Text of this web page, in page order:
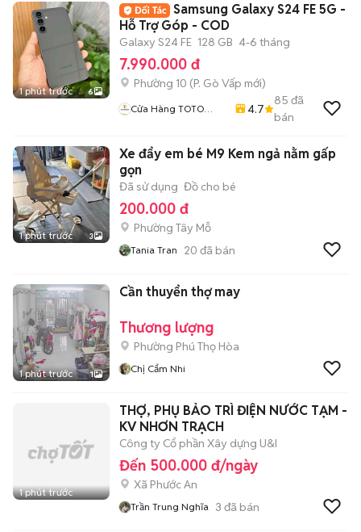
1 phút trước 6
Samsung Galaxy S24 FE 5G -
Hỗ Trợ Góp - COD
Galaxy S24 FE 128 GB 4-6 tháng
7.990.000 đ
Phường 10 (P. Gò Vấp mới)
Cửa Hàng TOTO
4.7
85 đã
bán
1 phút trước 3
Xe đẩy em bé M9 Kem ngả nằm gấp
gọn
Đã sử dụng Đồ cho bé
200.000 đ
Phường Tây Mỗ
Tania Tran 20 đã bán
1 phút trước 1
Cần thuyển thợ may
Thương lượng
Phường Phú Thọ Hòa
Chị Cẩm Nhi
1 phút trước
THỢ, PHỤ BẢO TRÌ ĐIỆN NƯỚC TẠM -
KV NHƠN TRẠCH
Công ty Cổ phần Xây dựng U&I
Đến 500.000 đ/ngày
Xã Phước An
Trần Trung Nghĩa 3 đã bán